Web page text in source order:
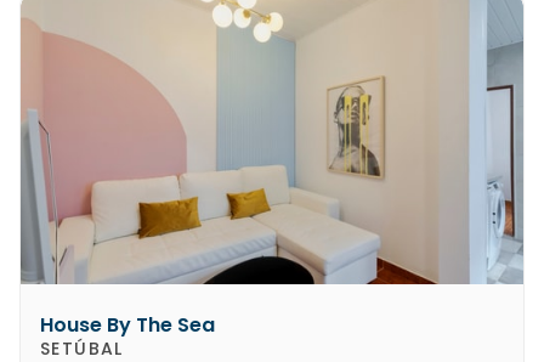
House By The Sea
SETÚBAL